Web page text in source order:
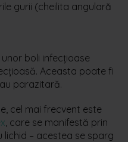
gurii (cheilita angulară
boli infecțioase
Aceasta poate fi
parazitară.
cel mai frecvent este
, care se manifestă prin
lichid – acestea se sparg